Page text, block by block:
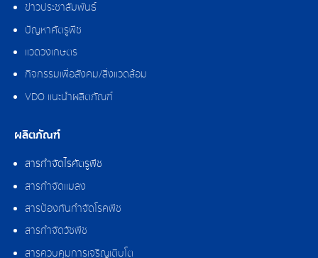
ข่าวประชาสัมพันธ์
ปัญหาศัตรูพืช
แวดวงเกษตร
กิจกรรมเพื่อสังคม/สิ่งแวดล้อม
VDO แนะนำผลิตภัณฑ์
ผลิตภัณฑ์
สารกำจัดไรศัตรูพืช
สารกำจัดแมลง
สารป้องกันกำจัดโรคพืช
สารกำจัดวัชพืช
สารควบคุมการเจริญเติบโต